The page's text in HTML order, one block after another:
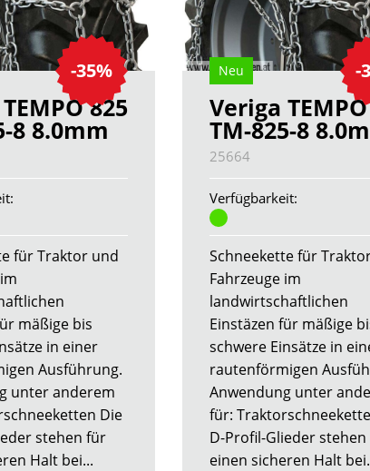
-35%
825
8 8.0mm
für Traktor und
mäßige bis
in einer
Ausführung.
unter anderem
Die
stehen für
Halt bei...
-
Neu
Veriga
TM-825-8
25664
Verfügbarkeit:
Schneekette für
Fahrzeuge im
landwirtschaftlichen
Einstäzen für mäßige
schwere Einsätze in
rautenförmigen
Anwendung unter
für:
D-Profil-Glieder
einen sicheren Halt